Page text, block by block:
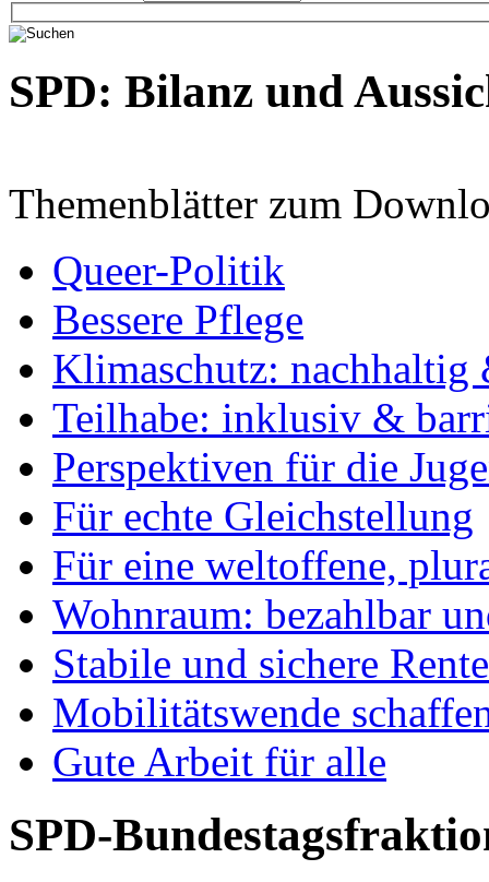
SPD: Bilanz und
Themenblätter zum
Queer-Politik
Bessere Pflege
Klimaschutz: nachhaltig
Teilhabe: inklusiv &
Perspektiven für die
Für echte Gleichstellung
Für eine weltoffene,
Wohnraum: bezahlbar
Stabile und sichere
Mobilitätswende
Gute Arbeit für alle
SPD-